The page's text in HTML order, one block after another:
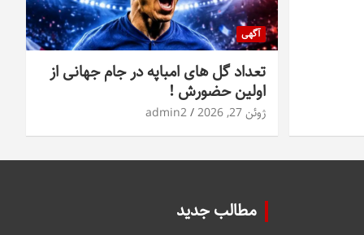
آگهی
تعداد گل های امباپه در جام جهانی از
اولین حضورش !
ژوئن 27, 2026 admin2
مطالب جدید